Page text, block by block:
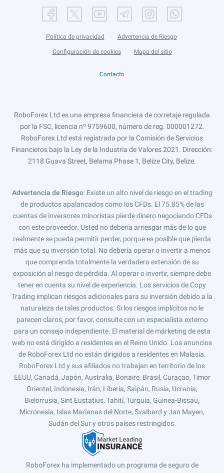
Política de privacidad Advertencia de Riesgo
Configuración de cookies Mapa del sitio
Contacto
RoboForex Ltd es una empresa financiera de corretaje regulada
por la FSC, licencia nº 9759600, número de reg. 000001272.
RoboForex Ltd está registrada por la Comisión de Servicios
Financieros bajo la Ley de la Industria de Valores 2021. Dirección:
2118 Guava Street, Belama Phase 1, Belize City, Belize.
Advertencia de Riesgo: Existe un alto nivel de riesgo en el trading
de productos apalancados como los CFDs. El 75.85% de las
cuentas de inversores minoristas pierde dinero negociando CFDs
con este proveedor. Usted no debería arriesgar más de lo que
realmente se pueda permitir perder, porque es posible que pierda
más que su inversión total. No debería operar o invertir a menos
que comprenda totalmente la verdadera extensión de su
exposición al riesgo de pérdida. Al operar o invertir, siempre debe
tener en cuenta su nivel de experiencia. Los servicios de Copy
Trading implican riesgos adicionales para su inversión debido a la
naturaleza de tales productos. Si los riesgos implícitos no le
parecen claros, por favor, consulte con un especialista externo
para un consejo independiente. El material de márketing de esta
web no está dirigido a residentes en el Reino Unido. Los anuncios
de RoboForex Ltd no están dirigidos a residentes en Malasia.
RoboForex Ltd y sus afiliados no trabajan en territorio de los
EEUU, Canadá, Japón, Australia, Bonaire, Brasil, Curaçao, Timor
Oriental, Indonesia, Irán, Liberia, Saipán, Rusia, Ucrania,
Bielorrusia, Sint Eustatius, Tahití, Turquía, Guinea-Bissau,
Micronesia, Islas Marianas del Norte, Svalbard y Jan Mayen,
Sudán del Sur y otros países restringidos.
RoboForex ha implementado un programa de seguro de